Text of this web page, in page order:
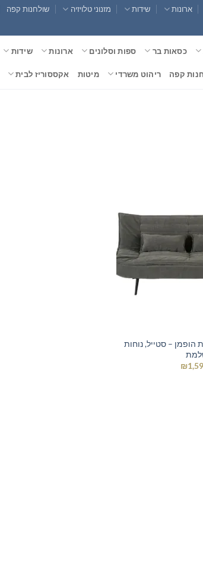
ארונות שידות מזנוני טלויזיה שולחנות קפה
כסאות בר ספות וסלונים ארונות שידות
קפה ריהוט משרדי מיטות אקססוריז לבית
– סטייל, נוחות
₪